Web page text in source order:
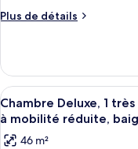
chambre :
très
grand
lit
Plus de détails
Plus
le
type
de
chambre
Deluxe,
Afficher
toutes
les
4
Chambre Deluxe, 1
à mobilité réduite,
46 m²